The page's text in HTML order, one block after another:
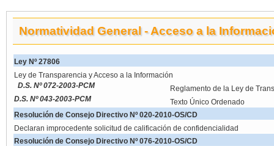
Normatividad General - Acceso a la
Ley Nº 27806
Ley de Transparencia y Acceso a la Información
D.S. Nº 072-2003-PCM
Reglamento de la Ley de
D.S. Nº 043-2003-PCM
Texto Único Ordenado
Resolución de Consejo Directivo Nº 020-2010-OS/CD
Declaran improcedente solicitud de calificación de confidencialidad
Resolución de Consejo Directivo Nº 076-2010-OS/CD